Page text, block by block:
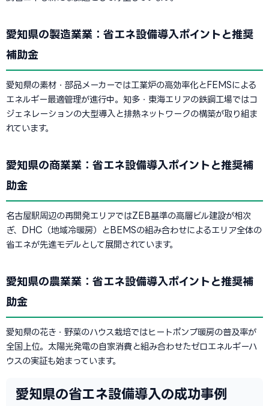
愛知県の製造業業：省エネ設備導入ポイントと推奨
補助金
愛知県の素材・部品メーカーでは工業炉の高効率化とFEMSによる
エネルギー最適管理が進行中。知多・東海エリアの鉄鋼工場ではコ
ジェネレーションの大型導入と排熱ネットワークの構築が取り組ま
れています。
愛知県の商業業：省エネ設備導入ポイントと推奨補
助金
名古屋駅周辺の再開発エリアではZEB基準の高層ビル建設が相次
ぎ、DHC（地域冷暖房）とBEMSの組み合わせによるエリア全体の
省エネが先進モデルとして展開されています。
愛知県の農業業：省エネ設備導入ポイントと推奨補
助金
愛知県の花き・野菜のハウス栽培ではヒートポンプ暖房の普及率が
全国上位。太陽光発電の自家消費と組み合わせたゼロエネルギーハ
ウスの実証も始まっています。
愛知県の省エネ設備導入の成功事例